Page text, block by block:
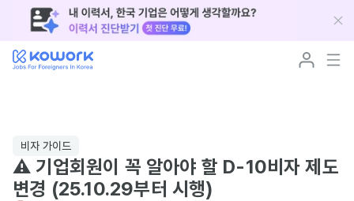
비자 가이드
⚠️ 기업회원이 꼭 알아야 할 D-10비자 제도
변경 (25.10.29부터 시행)